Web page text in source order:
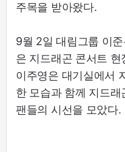
주목을 받아왔다.
9월 2일 대림그룹 이
은 지드래곤 콘서트
이주영은 대기실에서
한 모습과 함께 지드
팬들의 시선을 모았다.